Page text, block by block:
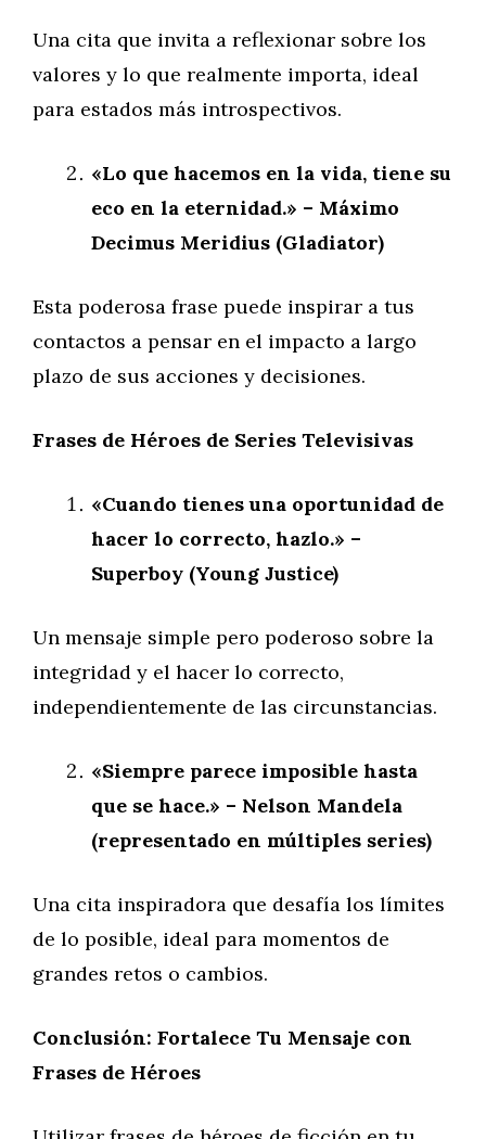
Una cita que invita a reflexionar sobre los
valores y lo que realmente importa, ideal
para estados más introspectivos.
«Lo que hacemos en la vida, tiene su
eco en la eternidad.» – Máximo
Decimus Meridius (Gladiator)
Esta poderosa frase puede inspirar a tus
contactos a pensar en el impacto a largo
plazo de sus acciones y decisiones.
Frases de Héroes de Series Televisivas
«Cuando tienes una oportunidad de
hacer lo correcto, hazlo.» –
Superboy (Young Justice)
Un mensaje simple pero poderoso sobre la
integridad y el hacer lo correcto,
independientemente de las circunstancias.
«Siempre parece imposible hasta
que se hace.» – Nelson Mandela
(representado en múltiples series)
Una cita inspiradora que desafía los límites
de lo posible, ideal para momentos de
grandes retos o cambios.
Conclusión: Fortalece Tu Mensaje con
Frases de Héroes